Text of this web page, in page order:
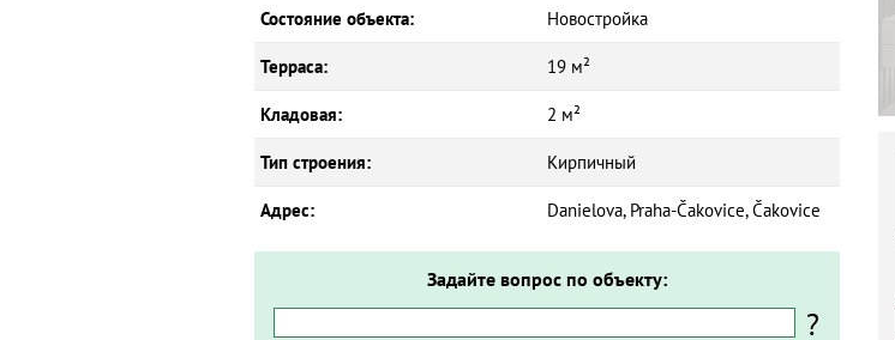
Состояние объекта: Новостройка
Терраса: 19 м²
Кладовая: 2 м²
Тип строения: Кирпичный
Адрес: Danielova, Praha-Čakovice, Čakovice
Задайте вопрос по объекту:
?